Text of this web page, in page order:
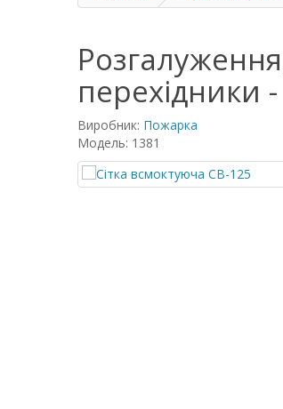
перехідники
Виробник: Пожарка
Модель: 1381